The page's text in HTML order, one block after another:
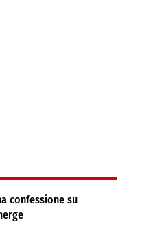
confessione su